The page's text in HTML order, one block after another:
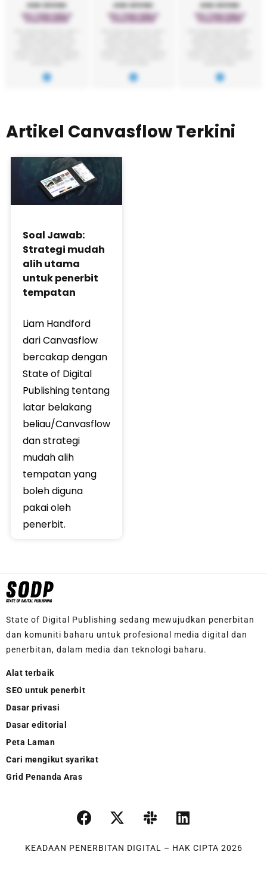
Artikel Canvasflow Terkini
Soal Jawab:
Strategi mudah
alih utama
untuk penerbit
tempatan
Liam Handford
dari Canvasflow
bercakap dengan
State of Digital
Publishing tentang
latar belakang
beliau/Canvasflow
dan strategi
mudah alih
tempatan yang
boleh diguna
pakai oleh
penerbit.
State of Digital Publishing sedang mewujudkan penerbitan
dan komuniti baharu untuk profesional media digital dan
penerbitan, dalam media dan teknologi baharu.
Alat terbaik
SEO untuk penerbit
Dasar privasi
Dasar editorial
Peta Laman
Cari mengikut syarikat
Grid Penanda Aras
KEADAAN PENERBITAN DIGITAL – HAK CIPTA 2026